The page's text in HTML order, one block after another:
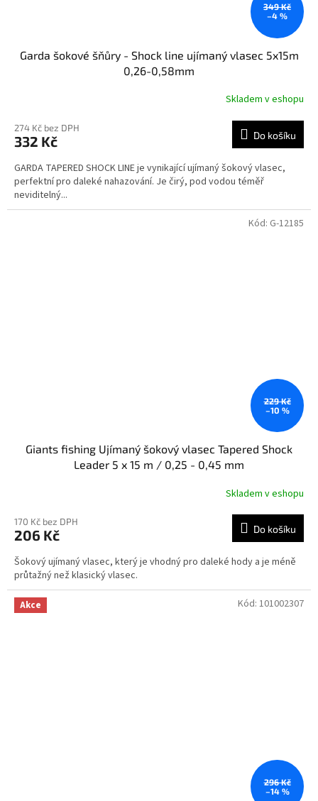
349 Kč
–4 %
Garda šokové šňůry - Shock line ujímaný vlasec 5x15m
0,26-0,58mm
Skladem v eshopu
274 Kč bez DPH
332 Kč Do košíku
GARDA TAPERED SHOCK LINE je vynikající ujímaný šokový vlasec,
perfektní pro daleké nahazování. Je čirý, pod vodou téměř
neviditelný...
229 Kč
–10 %
Giants fishing Ujímaný šokový vlasec Tapered Shock
Leader 5 x 15 m / 0,25 - 0,45 mm
Skladem v eshopu
170 Kč bez DPH
206 Kč Do košíku
Šokový ujímaný vlasec, který je vhodný pro daleké hody a je méně
průtažný než klasický vlasec.
Kód: G-12185
Akce
296 Kč
–14 %
Kód: 101002307